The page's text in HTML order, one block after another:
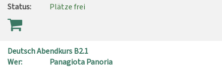
Status:
Plätze frei
Deutsch Abendkurs B2.1
Wer:
Panagiota Panoria